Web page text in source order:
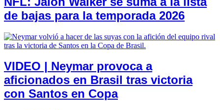
de bajas para la temporada 2026
VIDEO | Neymar provoca a
aficionados en Brasil tras victoria
con Santos en Copa